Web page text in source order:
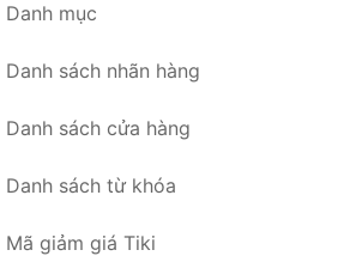
Danh mục
Danh sách nhãn hàng
Danh sách cửa hàng
Danh sách từ khóa
Mã giảm giá Tiki